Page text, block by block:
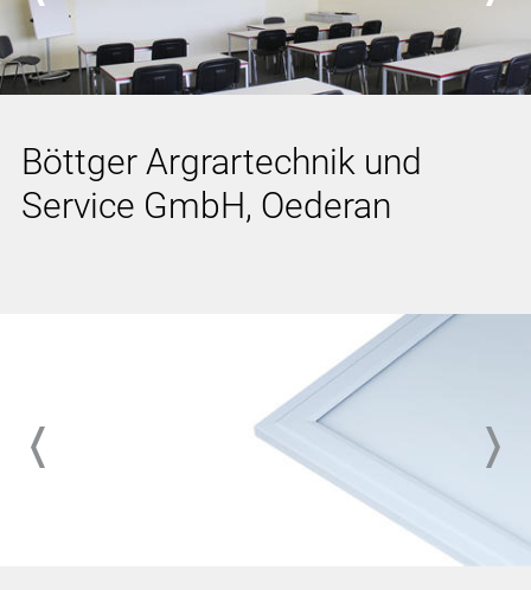
Böttger Argrartechnik und
Service GmbH, Oederan